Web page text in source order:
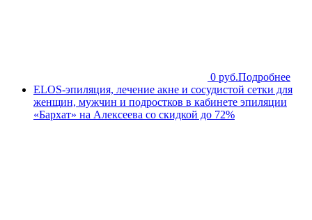
0 руб.Подробнее
ELOS-эпиляция, лечение акне и сосудистой сетки для
женщин, мужчин и подростков в кабинете эпиляции
«Бархат» на Алексеева со скидкой до 72%